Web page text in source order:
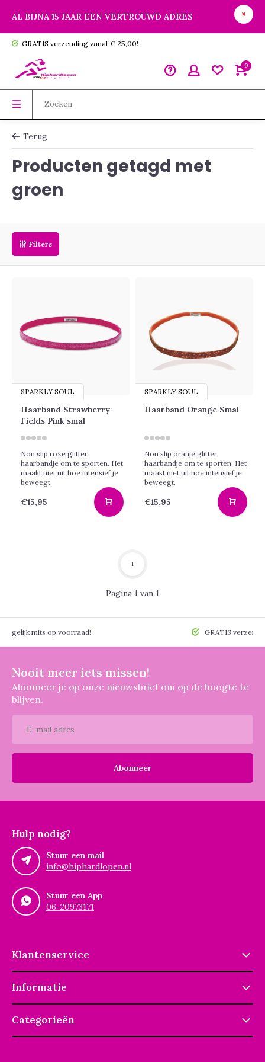
AL BIJNA 15 JAAR EEN VERTROUWD ADRES
GRATIS verzending vanaf € 25,00!
0
Terug
Producten getagd met
groen
Filters
SPARKLY SOUL
Haarband Strawberry
Fields Pink smal
Non slip roze glitter
haarbandje om te sporten. Het
maakt niet uit hoe intensief je
beweegt.
€15,95
SPARKLY SOUL
Haarband Orange Smal
Non slip oranje glitter
haarbandje om te sporten. Het
maakt niet uit hoe intensief je
beweegt.
€15,95
Pagina 1 van 1
1
mits op voorraad! GRATIS
Nooit meer iets missen!
Abonneer je op onze nieuwsbrief om op de hoogte te
blijven.
Abonneer
Hulp nodig?
Stuur een mail
info@hiphardlopen.nl
Stuur een App
06-20973171
Klantenservice
Informatie
Categorieën